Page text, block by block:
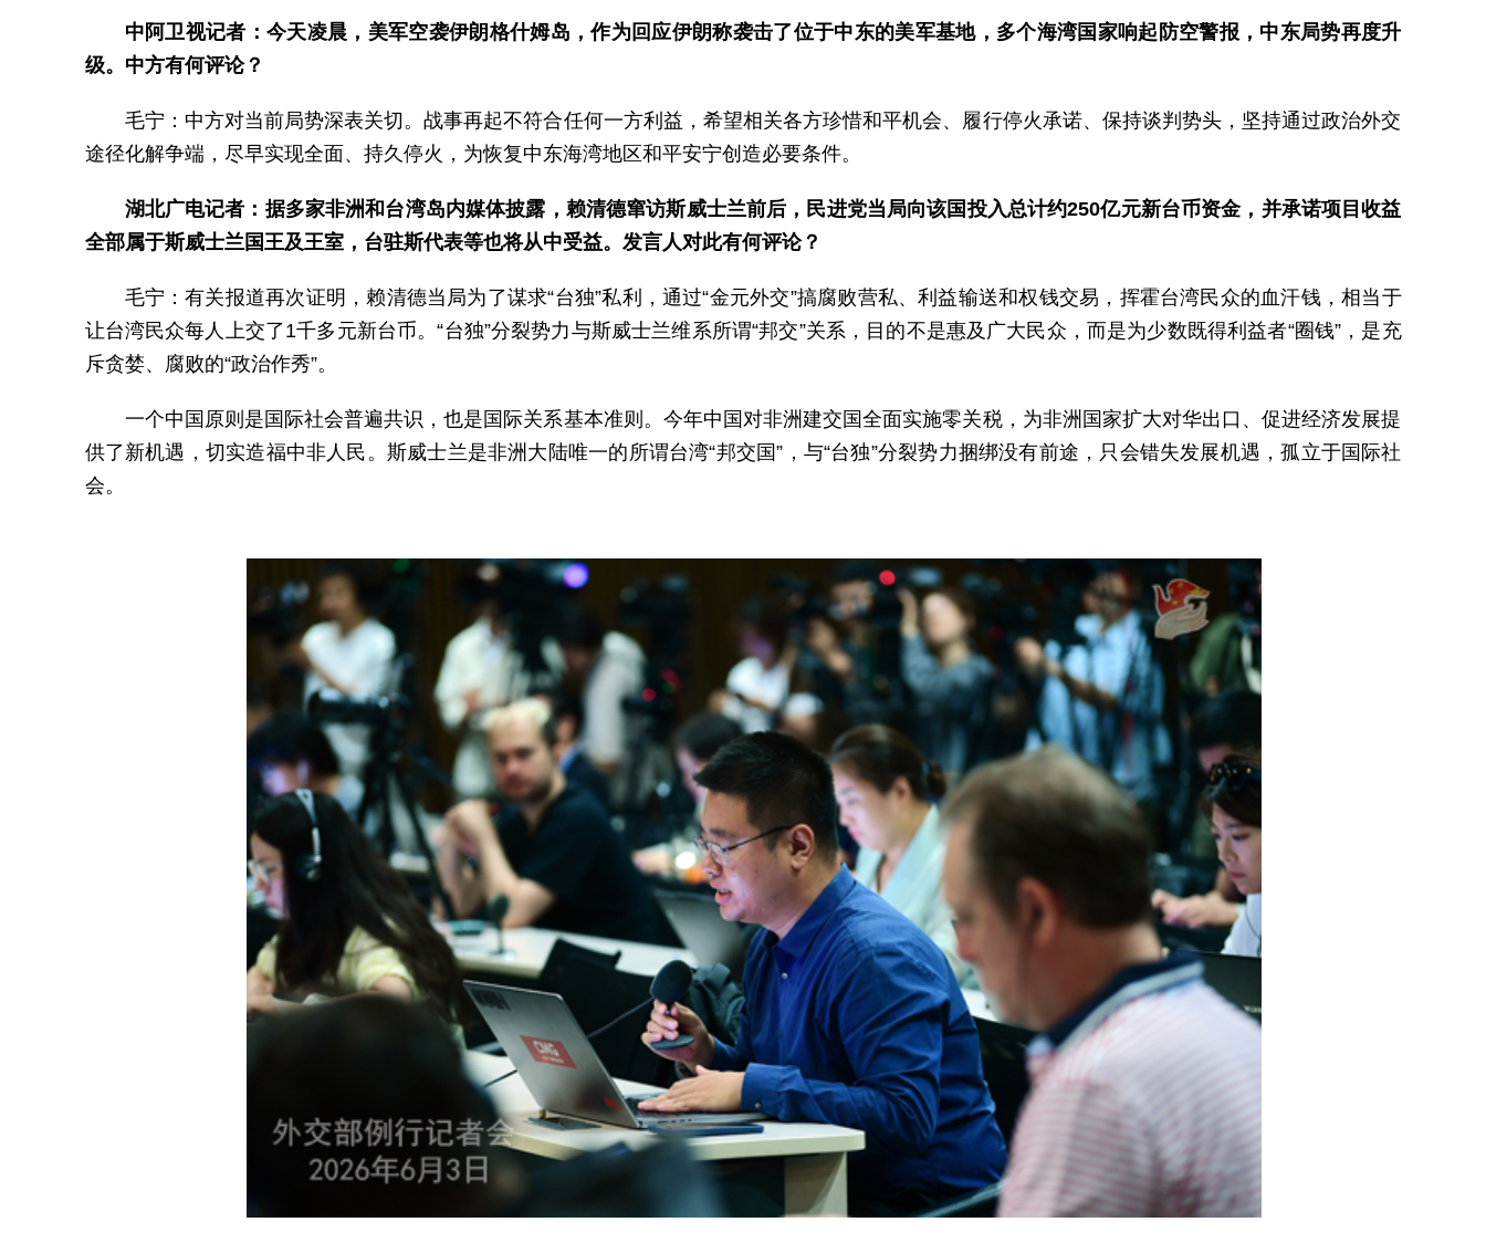
中阿卫视记者：今天凌晨，美军空袭伊朗格什姆岛，作为回应伊朗称袭击了位于中东的美军基地，多个海湾国家响起防空警报，中东局势再度升
级。中方有何评论？
毛宁：中方对当前局势深表关切。战事再起不符合任何一方利益，希望相关各方珍惜和平机会、履行停火承诺、保持谈判势头，坚持通过政治外交
途径化解争端，尽早实现全面、持久停火，为恢复中东海湾地区和平安宁创造必要条件。
湖北广电记者：据多家非洲和台湾岛内媒体披露，赖清德窜访斯威士兰前后，民进党当局向该国投入总计约250亿元新台币资金，并承诺项目收益
全部属于斯威士兰国王及王室，台驻斯代表等也将从中受益。发言人对此有何评论？
毛宁：有关报道再次证明，赖清德当局为了谋求“台独”私利，通过“金元外交”搞腐败营私、利益输送和权钱交易，挥霍台湾民众的血汗钱，相当于
让台湾民众每人上交了1千多元新台币。“台独”分裂势力与斯威士兰维系所谓“邦交”关系，目的不是惠及广大民众，而是为少数既得利益者“圈钱”，是充
斥贪婪、腐败的“政治作秀”。
一个中国原则是国际社会普遍共识，也是国际关系基本准则。今年中国对非洲建交国全面实施零关税，为非洲国家扩大对华出口、促进经济发展提
供了新机遇，切实造福中非人民。斯威士兰是非洲大陆唯一的所谓台湾“邦交国”，与“台独”分裂势力捆绑没有前途，只会错失发展机遇，孤立于国际社
会。